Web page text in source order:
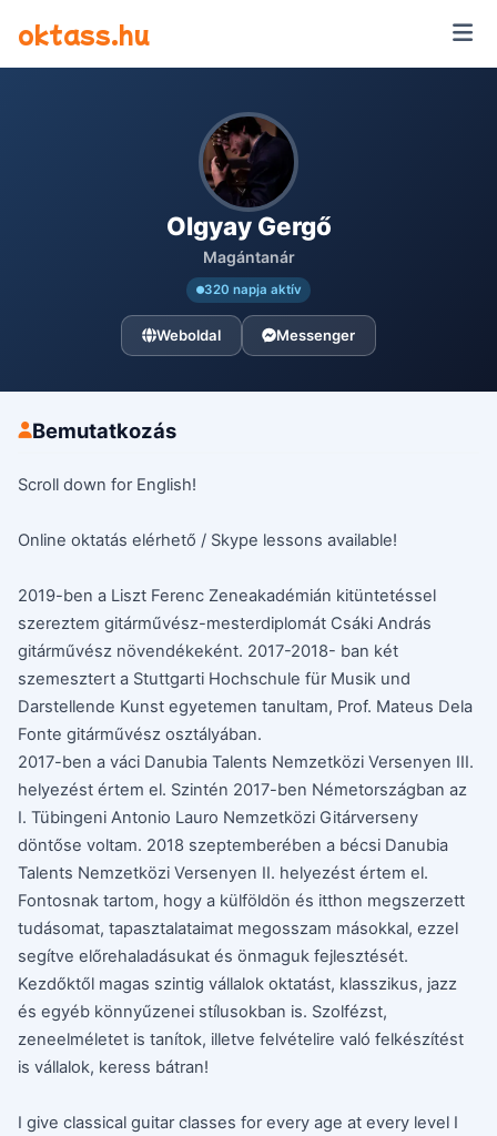
oktass.hu
Olgyay Gergő
Magántanár
320 napja aktív
Weboldal Messenger
Bemutatkozás
Scroll down for English!
Online oktatás elérhető / Skype lessons available!
2019-ben a Liszt Ferenc Zeneakadémián kitüntetéssel
szereztem gitárművész-mesterdiplomát Csáki András
gitárművész növendékeként. 2017-2018- ban két
szemesztert a Stuttgarti Hochschule für Musik und
Darstellende Kunst egyetemen tanultam, Prof. Mateus Dela
Fonte gitárművész osztályában.
2017-ben a váci Danubia Talents Nemzetközi Versenyen III.
helyezést értem el. Szintén 2017-ben Németországban az
I. Tübingeni Antonio Lauro Nemzetközi Gitárverseny
döntőse voltam. 2018 szeptemberében a bécsi Danubia
Talents Nemzetközi Versenyen II. helyezést értem el.
Fontosnak tartom, hogy a külföldön és itthon megszerzett
tudásomat, tapasztalataimat megosszam másokkal, ezzel
segítve előrehaladásukat és önmaguk fejlesztését.
Kezdőktől magas szintig vállalok oktatást, klasszikus, jazz
és egyéb könnyűzenei stílusokban is. Szolfézst,
zeneelméletet is tanítok, illetve felvételire való felkészítést
is vállalok, keress bátran!
I give classical guitar classes for every age at every level I